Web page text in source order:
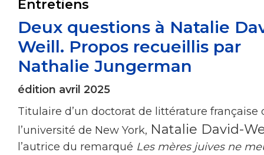
Entretiens
Deux questions à Natalie
Weill. Propos recueillis par
Nathalie Jungerman
édition avril 2025
Titulaire d’un doctorat de littérature fran­çaise
l’université de New York, Natalie David-
l’autrice du remarqué Les mères juives ne